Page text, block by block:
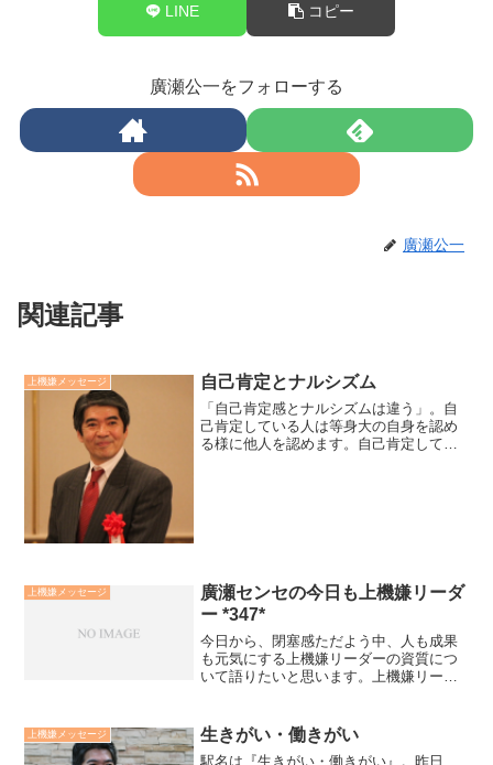
LINE コピー
廣瀬公一をフォローする
廣瀬公一
関連記事
上機嫌メッセージ 自己肯定とナルシズム
「自己肯定感とナルシズムは違う」。自
己肯定している人は等身大の自身を認め
る様に他人を認めます。自己肯定してい
上機嫌メッセージ
廣瀬センセの今日も上機嫌リーダ
ー *347*
今日から、閉塞感ただよう中、人も成果
も元気にする上機嫌リーダーの資質につ
いて語りたいと思います。上機嫌リーダ
力（希望実現力）・他喜脳力（おもてな
し力）の三つのチカラの三位...
上機嫌メッセージ 生きがい・働きがい
駅名は『生きがい・働きがい』。昨日、